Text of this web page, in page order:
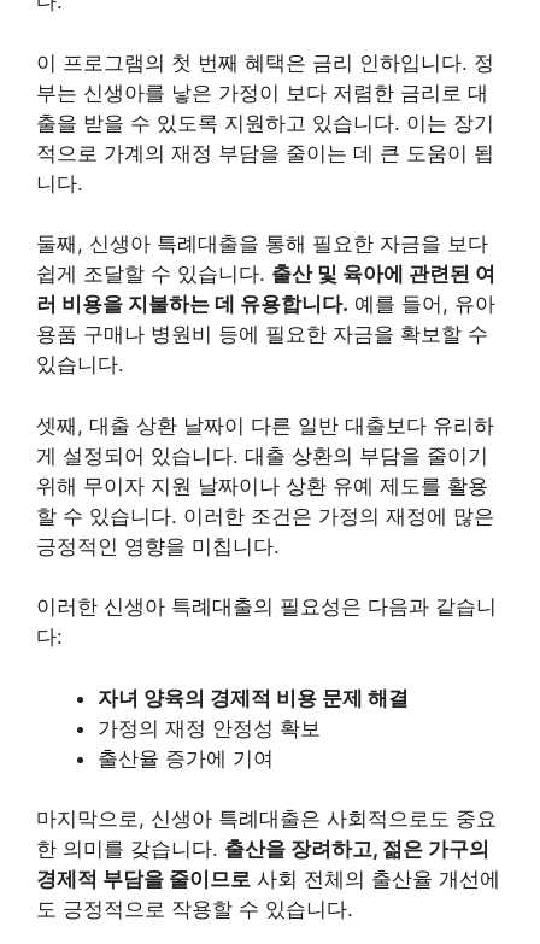
이 프로그램의 첫 번째 혜택은 금리 인하입니다. 정
부는 신생아를 낳은 가정이 보다 저렴한 금리로 대
출을 받을 수 있도록 지원하고 있습니다. 이는 장기
적으로 가계의 재정 부담을 줄이는 데 큰 도움이 됩
니다.
둘째, 신생아 특례대출을 통해 필요한 자금을 보다
쉽게 조달할 수 있습니다. 출산 및 육아에 관련된 여
러 비용을 지불하는 데 유용합니다. 예를 들어, 유아
용품 구매나 병원비 등에 필요한 자금을 확보할 수
있습니다.
셋째, 대출 상환 날짜이 다른 일반 대출보다 유리하
게 설정되어 있습니다. 대출 상환의 부담을 줄이기
위해 무이자 지원 날짜이나 상환 유예 제도를 활용
할 수 있습니다. 이러한 조건은 가정의 재정에 많은
긍정적인 영향을 미칩니다.
이러한 신생아 특례대출의 필요성은 다음과 같습니
다:
자녀 양육의 경제적 비용 문제 해결
가정의 재정 안정성 확보
출산율 증가에 기여
마지막으로, 신생아 특례대출은 사회적으로도 중요
한 의미를 갖습니다. 출산을 장려하고, 젊은 가구의
경제적 부담을 줄이므로 사회 전체의 출산율 개선에
도 긍정적으로 작용할 수 있습니다.